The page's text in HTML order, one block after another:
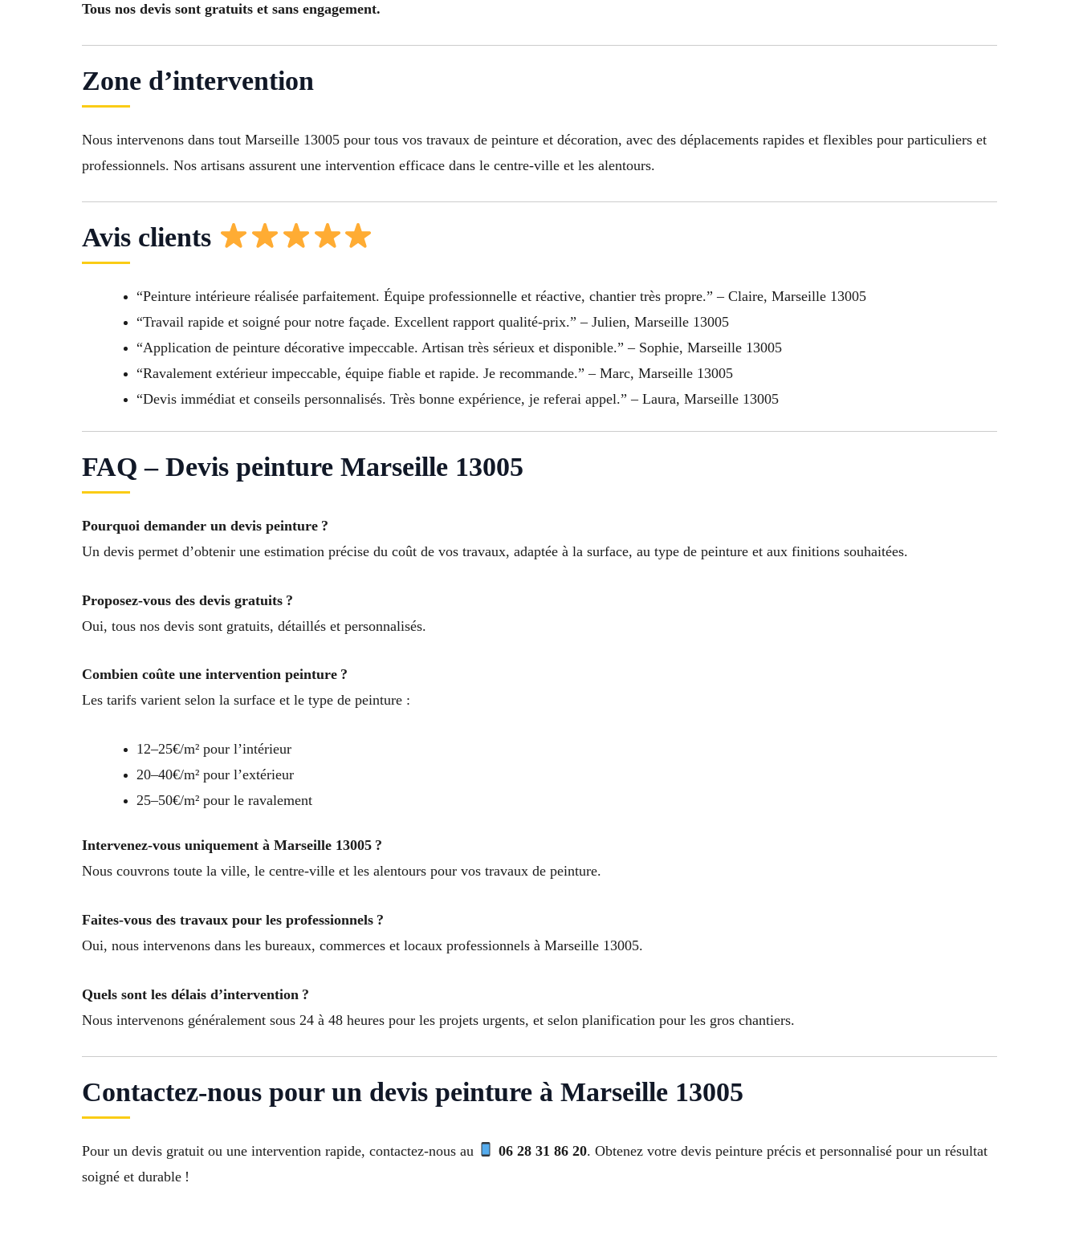
Tous nos devis sont gratuits et sans engagement.
Zone d’intervention
Nous intervenons dans tout Marseille 13005 pour tous vos travaux de peinture et décoration, avec des déplacements rapides et flexibles pour particuliers et
professionnels. Nos artisans assurent une intervention efficace dans le centre-ville et les alentours.
Avis clients
“Peinture intérieure réalisée parfaitement. Équipe professionnelle et réactive, chantier très propre.” – Claire, Marseille 13005
“Travail rapide et soigné pour notre façade. Excellent rapport qualité-prix.” – Julien, Marseille 13005
“Application de peinture décorative impeccable. Artisan très sérieux et disponible.” – Sophie, Marseille 13005
“Ravalement extérieur impeccable, équipe fiable et rapide. Je recommande.” – Marc, Marseille 13005
“Devis immédiat et conseils personnalisés. Très bonne expérience, je referai appel.” – Laura, Marseille 13005
FAQ – Devis peinture Marseille 13005
Pourquoi demander un devis peinture ?
Un devis permet d’obtenir une estimation précise du coût de vos travaux, adaptée à la surface, au type de peinture et aux finitions souhaitées.
Proposez-vous des devis gratuits ?
Oui, tous nos devis sont gratuits, détaillés et personnalisés.
Combien coûte une intervention peinture ?
Les tarifs varient selon la surface et le type de peinture :
12–25€/m² pour l’intérieur
20–40€/m² pour l’extérieur
25–50€/m² pour le ravalement
Intervenez-vous uniquement à Marseille 13005 ?
Nous couvrons toute la ville, le centre-ville et les alentours pour vos travaux de peinture.
Faites-vous des travaux pour les professionnels ?
Oui, nous intervenons dans les bureaux, commerces et locaux professionnels à Marseille 13005.
Quels sont les délais d’intervention ?
Nous intervenons généralement sous 24 à 48 heures pour les projets urgents, et selon planification pour les gros chantiers.
Contactez-nous pour un devis peinture à Marseille 13005
Pour un devis gratuit ou une intervention rapide, contactez-nous au 06 28 31 86 20. Obtenez votre devis peinture précis et personnalisé pour un résultat
soigné et durable !